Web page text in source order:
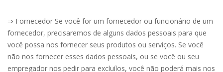
⇒ Fornecedor Se você for um fornecedor ou funcionário de um
fornecedor, precisaremos de alguns dados pessoais para que
você possa nos fornecer seus produtos ou serviços. Se você
não nos fornecer esses dados pessoais, ou se você ou seu
empregador nos pedir para excluílos, você não poderá mais nos